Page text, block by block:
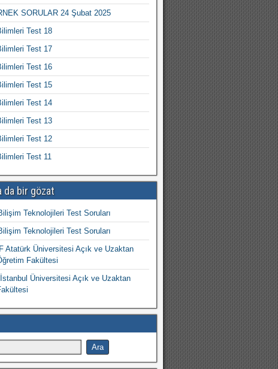
SORULAR 24 Şubat 2025
Test 18
Test 17
Test 16
Test 15
Test 14
Test 13
Test 12
Test 11
da bir gözat
Teknolojileri Test Soruları
Teknolojileri Test Soruları
Atatürk Üniversitesi Açık ve Uzaktan
Fakültesi
Üniversitesi Açık ve Uzaktan